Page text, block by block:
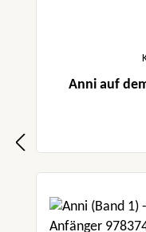
Anni auf